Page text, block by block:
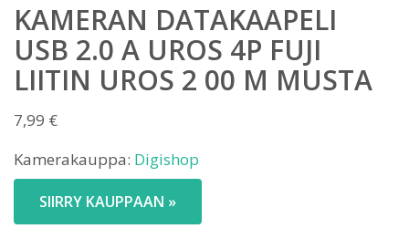
KAMERAN DATAKAAPELI
USB 2.0 A UROS 4P FUJI
LIITIN UROS 2 00 M MUSTA
7,99 €
Kamerakauppa: Digishop
SIIRRY KAUPPAAN »